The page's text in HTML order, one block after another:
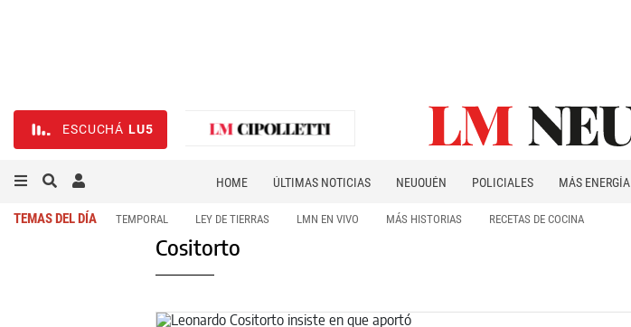
ESCUCHÁ LU5
HOME ÚLTIMAS NOTICIAS NEUQUÉN POLICIALES MÁS ENERGÍA
TEMAS DEL DÍA TEMPORAL LEY DE TIERRAS LMN EN VIVO MÁS HISTORIAS RECETAS DE COCINA
Cositorto